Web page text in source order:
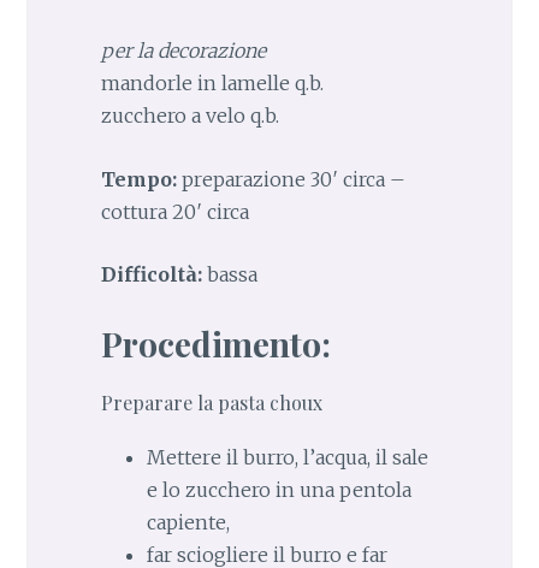
per la decorazione
mandorle in lamelle q.b.
zucchero a velo q.b.
Tempo:preparazione 30′ circa –
cottura 20′ circa
Difficoltà:bassa
Procedimento:
Preparare la pasta choux
Mettere il burro, l’acqua, il sale
e lo zucchero in una pentola
capiente,
far sciogliere il burro e far